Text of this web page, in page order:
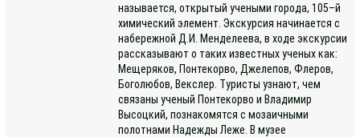
называется, открытый учеными города, 105–й
химический элемент. Экскурсия начинается с
набережной Д.И. Менделеева, в ходе экскурсии
рассказывают о таких известных ученых как:
Мещеряков, Понтекорво, Джелепов, Флеров,
Боголюбов, Векслер. Туристы узнают, чем
связаны ученый Понтекорво и Владимир
Высоцкий, познакомятся с мозаичными
полотнами Надежды Леже. В музее